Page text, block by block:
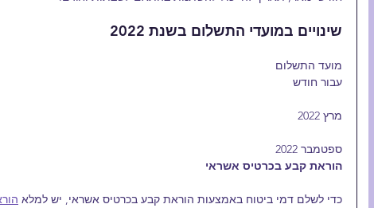
שינויים במועדי התשלום בשנת 2022
מועד התשלום​
עבור חודש​
​מרץ 2022
ספטמבר 2022
הוראת קבע בכרטיס אשראי
כדי לשלם דמי ביטוח באמצעות הוראת קבע בכרטיס אשראי, יש למלא